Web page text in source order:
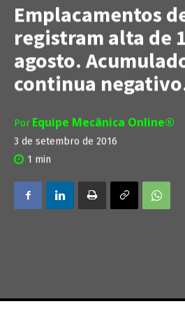
Emplacamentos
registram alta de
agosto.
continua
Por Equipe Mecânica Online®
3 de setembro de 2016
1 min